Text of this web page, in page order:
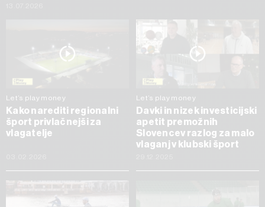
Let’s play money
Kako narediti regionalni
šport privlačnejši za
vlagatelje
Let’s play money
Davki in nizek investicijski
apetit premožnih
Slovencev razlog za malo
vlaganj v klubski šport